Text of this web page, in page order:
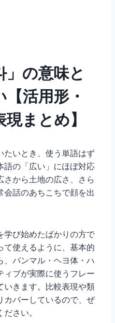
」の意味と
活用形・
まとめ】
たいとき、使う単語はず
語の「広い」にほぼ対応
さから土地の広さ、さら
会話のあちこちで顔を出
学び始めたばかりの方で
て使えるように、基本的
、パンマル・ヘヨ体・ハ
ィブが実際に使うフレー
いきます。比較表現や類
カバーしているので、ぜ
さい。